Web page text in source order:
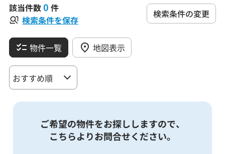
該当件数0 件
検索条件を保存
検索条件の変更
物件一覧 地図表示
ご希望の物件をお探ししますので、
こちらよりお問合せください。